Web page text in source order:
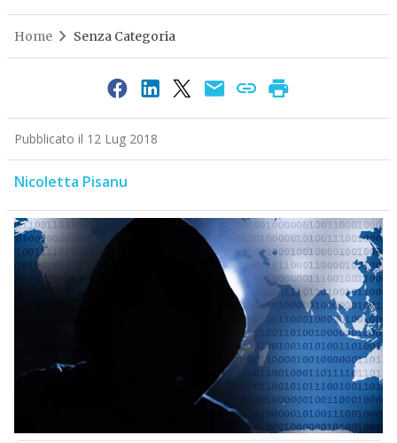
Home Senza Categoria
Pubblicato il 12 Lug 2018
Nicoletta Pisanu